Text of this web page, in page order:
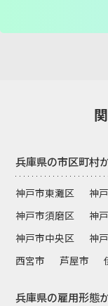
兵庫県の市区町村
神戸市東灘区 神
神戸市須磨区
神
神戸市中央区
神
西宮市
芦屋市
兵庫県の雇用形態